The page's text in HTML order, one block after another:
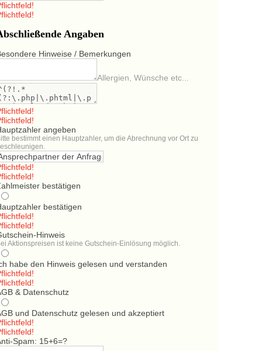
Angaben
Hinweise / Bemerkungen
Allergien, Wünsche etc...
angeben
bestimmt einen Hauptzahler, um die Abrechnung vor Ort zu
bestätigen
bestätigen
Hinweis
Aktionspreisen ist keine Gutschein-Einlösung möglich.
habe den Hinweis gelesen und verstanden
& Datenschutz
und Datenschutz gelesen und akzeptiert
Spam: 15+6=?